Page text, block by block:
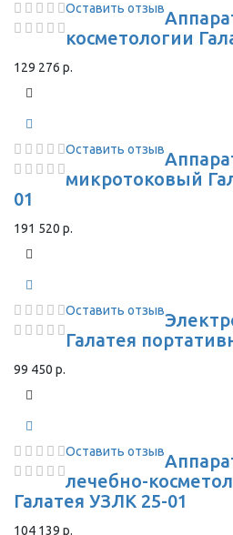
Оставить отзыв
косметологии
129 276 р.
Оставить отзыв
микротоковый
01
191 520 р.
Оставить отзыв
Галатея
99 450 р.
Оставить отзыв
лечебно-
Галатея УЗЛК 25-01
104 139 р.